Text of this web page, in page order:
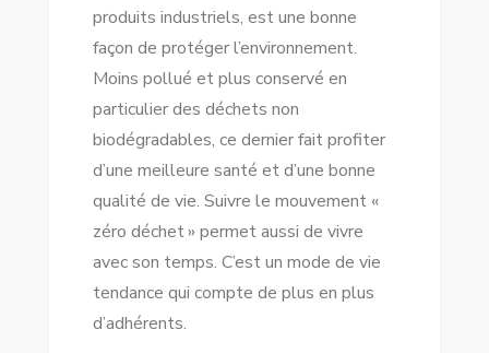
produits industriels, est une bonne
façon de protéger l’environnement.
Moins pollué et plus conservé en
particulier des déchets non
biodégradables, ce dernier fait profiter
d’une meilleure santé et d’une bonne
qualité de vie. Suivre le mouvement «
zéro déchet » permet aussi de vivre
avec son temps. C’est un mode de vie
tendance qui compte de plus en plus
d’adhérents.